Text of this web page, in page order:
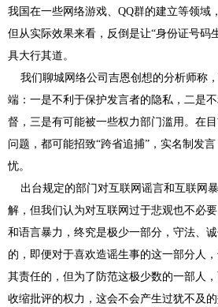
我国在一些网络游戏、QQ群的建立等领域
但从实际效果来看，反倒是让“身份证号码
具大行其道。
我们聊城网络公司吉恩创想的分析师称
端：一是不利于保护发言者的隐私，二是
督，三是有可能被一些权力部门滥用。在
问题，都可能招致“跨省追捕”，实名制发
忧。
出台规定的部门对互联网谣言和互联网
解，但我们认为对互联网过于悲观也不必
和语言暴力，终究是极少一部分，守法、
的，即便对于喜欢造谣生事的这一部分人
其责任的，但为了防范这极少数的一部人
收缩批评的权力，这会不会产生过犹不及的